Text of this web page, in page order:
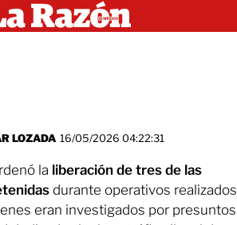
LOZADA 16/05/2026 04:22:31
la liberación de tres de las
durante operativos realizados
eran investigados por presuntos